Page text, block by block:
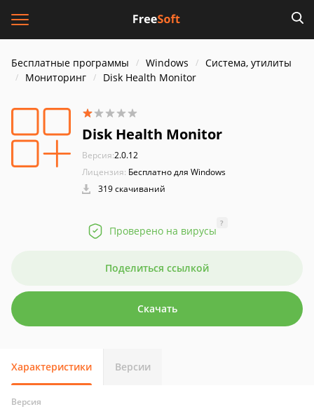
Бесплатные программы Windows
Система, утилиты
Мониторинг
Disk Health Monitor
Disk Health Monitor
Версия:2.0.12
Лицензия: Бесплатно для Windows
319 скачиваний
Проверено на вирусы
?
Поделиться ссылкой
Скачать
Характеристики Версии
Версия